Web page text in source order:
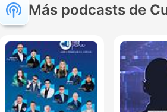
Más podcasts de